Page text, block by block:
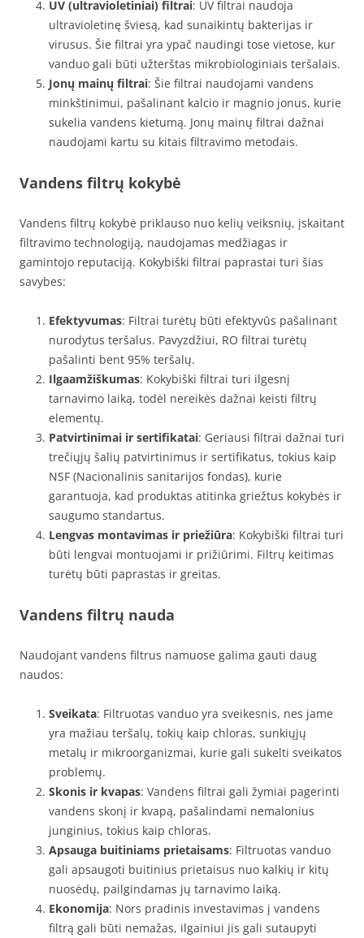
UV (ultravioletiniai) filtrai: UV filtrai naudoja
ultravioletinę šviesą, kad sunaikintų bakterijas ir
virusus. Šie filtrai yra ypač naudingi tose vietose, kur
vanduo gali būti užterštas mikrobiologiniais teršalais.
Jonų mainų filtrai: Šie filtrai naudojami vandens
minkštinimui, pašalinant kalcio ir magnio jonus, kurie
sukelia vandens kietumą. Jonų mainų filtrai dažnai
naudojami kartu su kitais filtravimo metodais.
Vandens filtrų kokybė
Vandens filtrų kokybė priklauso nuo kelių veiksnių, įskaitant
filtravimo technologiją, naudojamas medžiagas ir
gamintojo reputaciją. Kokybiški filtrai paprastai turi šias
savybes:
Efektyvumas: Filtrai turėtų būti efektyvūs pašalinant
nurodytus teršalus. Pavyzdžiui, RO filtrai turėtų
pašalinti bent 95% teršalų.
Ilgaamžiškumas: Kokybiški filtrai turi ilgesnį
tarnavimo laiką, todėl nereikės dažnai keisti filtrų
elementų.
Patvirtinimai ir sertifikatai: Geriausi filtrai dažnai turi
trečiųjų šalių patvirtinimus ir sertifikatus, tokius kaip
NSF (Nacionalinis sanitarijos fondas), kurie
garantuoja, kad produktas atitinka griežtus kokybės ir
saugumo standartus.
Lengvas montavimas ir priežiūra: Kokybiški filtrai turi
būti lengvai montuojami ir prižiūrimi. Filtrų keitimas
turėtų būti paprastas ir greitas.
Vandens filtrų nauda
Naudojant vandens filtrus namuose galima gauti daug
naudos:
Sveikata: Filtruotas vanduo yra sveikesnis, nes jame
yra mažiau teršalų, tokių kaip chloras, sunkiųjų
metalų ir mikroorganizmai, kurie gali sukelti sveikatos
problemų.
Skonis ir kvapas: Vandens filtrai gali žymiai pagerinti
vandens skonį ir kvapą, pašalindami nemalonius
junginius, tokius kaip chloras.
Apsauga buitiniams prietaisams: Filtruotas vanduo
gali apsaugoti buitinius prietaisus nuo kalkių ir kitų
nuosėdų, pailgindamas jų tarnavimo laiką.
Ekonomija: Nors pradinis investavimas į vandens
filtrą gali būti nemažas, ilgainiui jis gali sutaupyti